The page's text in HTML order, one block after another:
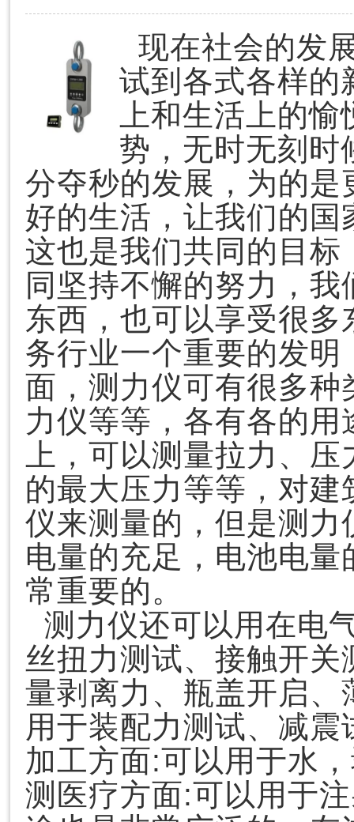
现在社会的发
试到各式各样的
上和生活上的
势，无时无刻时
分夺秒的发展，为的
好的生活，让我们的
这也是我们共同的目
同坚持不懈的努力，
东西，也可以享受很多
务行业一个重要的发
面，测力仪可有很多
力仪等等，各有各的
上，可以测量拉力、
的最大压力等等，对
仪来测量的，但是测
电量的充足，电池电
常重要的。
测力仪还可以用在电
丝扭力测试、接触开
量剥离力、瓶盖开启
用于装配力测试、减
加工方面:可以用于水
测医疗方面:可以用于